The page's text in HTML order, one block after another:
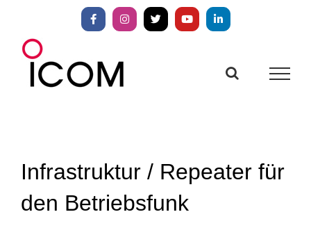
springen
FacebookInstagram
X YouTubeLinkedIn
Infrastruktur / Repeater für
den Betriebsfunk